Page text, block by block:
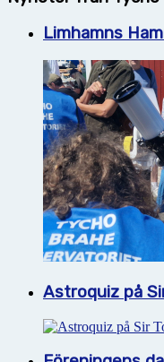
Limhamns
Astroquiz på